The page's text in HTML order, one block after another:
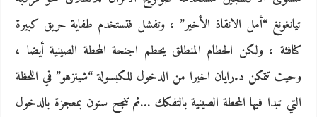
تيانغونغ “أمل الانقاذ الأخير” ، وتفشل فتستخدم طفاية حريق كبيرة
كنافثة ، ولكن الحطام المنطلق يحطم اجنحة المحطة الصينية أيضا ،
وحيث تتمكن د.رايان اخيرا من الدخول للكبسولة “شينزهو” في اللحظة
التي تبدا فيها المحطة الصينية بالتفكك …ثم تنجح ستون بمعجزة بالدخول